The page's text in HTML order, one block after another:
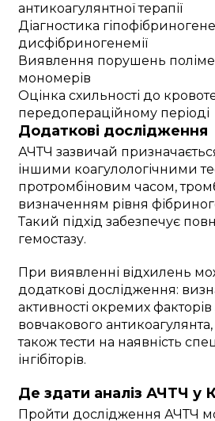
антикоагулянтної терапії
Діагностика
дисфібриногенемії
Виявлення порушень
мономерів
Оцінка схильності до
передопераційному періоді
Додаткові дослідження
АЧТЧ зазвичай
іншими коагулологічними
протромбіновим часом,
визначенням рівня
Такий підхід забезпечує
гемостазу.
При виявленні відхилень
додаткові дослідження:
активності окремих факторів
вовчакового
також тести на наявність
інгібіторів.
Де здати аналіз АЧТЧ у
Пройти дослідження АЧТЧ